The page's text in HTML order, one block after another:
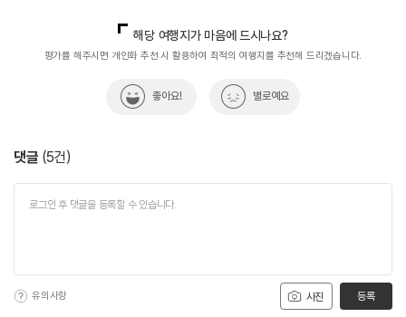
해당 여행지가 마음에 드시나요?
평가를 해주시면 개인화 추천 시 활용하여 최적의 여행지를 추천해 드리겠습니다.
좋아요! 별로예요
댓글 (5건)
사진
유의사항 등록